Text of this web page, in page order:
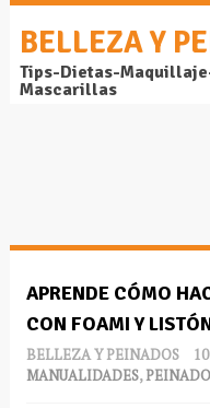
BELLEZA Y
Tips-Dietas-
Mascarillas
APRENDE CÓMO
CON FOAMI Y
BELLEZA Y PEINADOS
MANUALIDADES,